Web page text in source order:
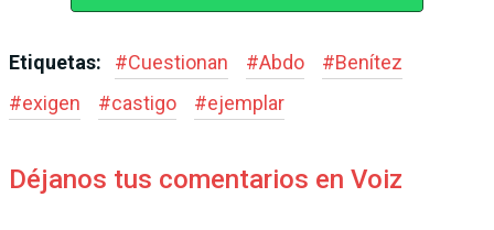
Etiquetas: #Cuestionan #Abdo #Benítez
#exigen #castigo #ejemplar
Déjanos tus comentarios en Voiz